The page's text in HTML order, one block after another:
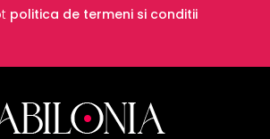
politica de termeni si conditii